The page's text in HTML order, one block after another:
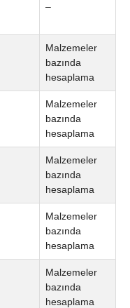
–
Malzemeler
bazında
hesaplama
Malzemeler
bazında
hesaplama
Malzemeler
bazında
hesaplama
Malzemeler
bazında
hesaplama
Malzemeler
bazında
hesaplama